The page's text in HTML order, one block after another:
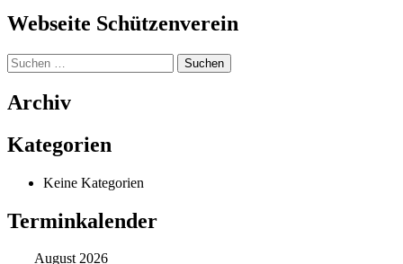
Webseite Schützenverein
Suchen
nach:
Archiv
Kategorien
Keine Kategorien
Terminkalender
August 2026